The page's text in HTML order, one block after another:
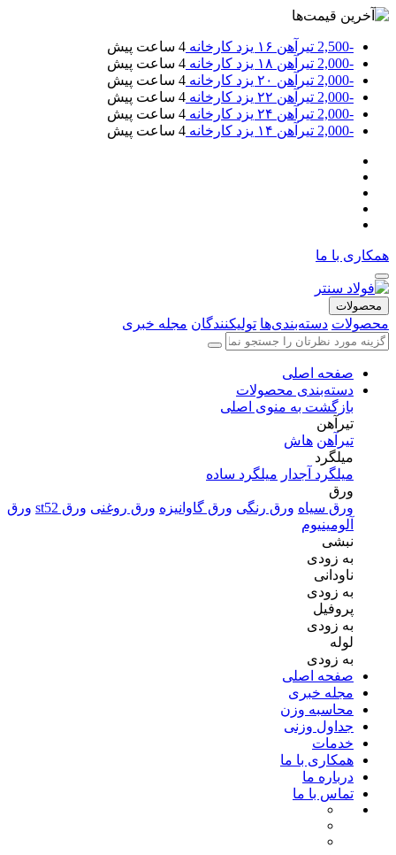
-2,500 تیرآهن ۱۶ یزد کارخانه
4 ساعت پیش
-2,000
تیرآهن ۱۸ یزد کارخانه
4 ساعت پیش
-2,000
تیرآهن ۲۰ یزد کارخانه
4 ساعت پیش
-2,000
تیرآهن ۲۲ یزد کارخانه
4 ساعت پیش
-2,000
تیرآهن ۲۴ یزد کارخانه
4 ساعت پیش
-2,000
تیرآهن ۱۴ یزد کارخانه 4 ساعت پیش
همکاری با ما
محصولات
محصولات دسته‌بندی‌ها تولیکنندگان مجله خبری
صفحه اصلی
دسته‌بندی محصولات
بازگشت به منوی اصلی
تیرآهن
تیرآهن هاش
میلگرد
میلگرد آجدار میلگرد ساده
ورق
ورق سیاه ورق رنگی ورق گاوانیزه ورق روغنی ورق st52
ورق
آلومینیوم
نبشی
به زودی
ناودانی
به زودی
پروفیل
به زودی
لوله
به زودی
صفحه اصلی
مجله خبری
محاسبه وزن
جداول وزنی
خدمات
همکاری با ما
درباره ما
تماس با ما